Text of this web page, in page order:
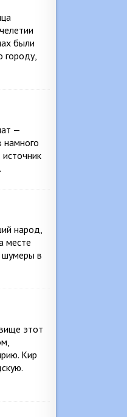
были
городу,
—
намного
народ,
месте
шумеры в
этот
Кир